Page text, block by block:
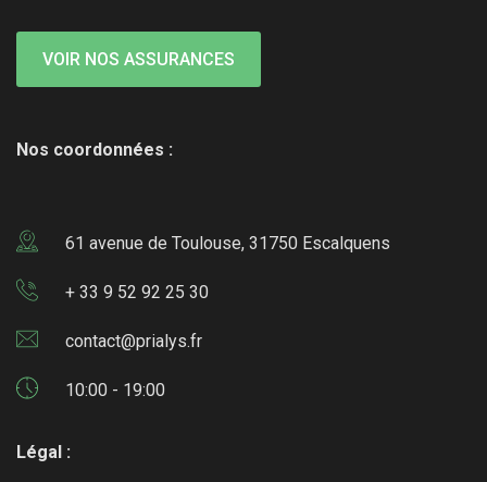
VOIR NOS ASSURANCES
Nos coordonnées :
61 avenue de Toulouse, 31750 Escalquens
+ 33 9 52 92 25 30
contact@prialys.fr
10:00 - 19:00
Légal :